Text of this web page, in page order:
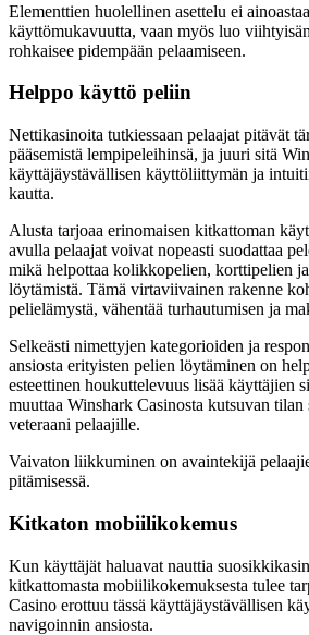
Elementtien huolellinen asettelu ei
käyttömukavuutta, vaan myös luo
rohkaisee pidempään pelaamiseen.
Helppo käyttö peliin
Nettikasinoita tutkiessaan pelaajat pitävät
pääsemistä lempipeleihinsä, ja juuri sitä
käyttäjäystävällisen käyttöliittymän ja
kautta.
Alusta tarjoaa erinomaisen kitkattoman
avulla pelaajat voivat nopeasti suodattaa
mikä helpottaa kolikkopelien, korttipelien
löytämistä. Tämä virtaviivainen rakenne
pelielämystä, vähentää turhautumisen ja
Selkeästi nimettyjen kategorioiden ja
ansiosta erityisten pelien löytäminen on
esteettinen houkuttelevuus lisää käyttäjien
muuttaa Winshark Casinosta kutsuvan
veteraani pelaajille.
Vaivaton liikkuminen on avaintekijä
pitämisessä.
Kitkaton mobiilikokemus
Kun käyttäjät haluavat nauttia
kitkattomasta mobiilikokemuksesta tulee
Casino erottuu tässä käyttäjäystävällisen
navigoinnin ansiosta.